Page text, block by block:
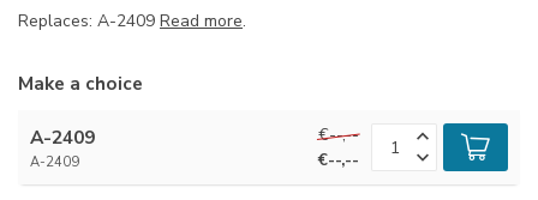
Replaces: A-2409 Read more.
Make a choice
A-2409
A-2409
€--,--
€--,--